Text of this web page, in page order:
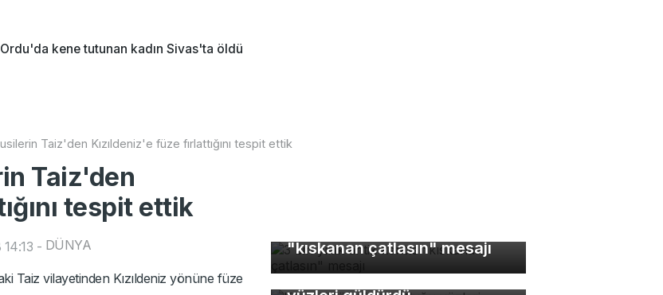
Ordu'da kene tutunan kadın Sivas'ta öldü
Taiz'den Kızıldeniz'e füze fırlattığını tespit ettik
Taiz'den
tespit ettik
- DÜNYA
Taiz vilayetinden Kızıldeniz yönüne füze
"kıskanan çatlasın" mesajı
Kedi ve köpeğin dostluğu